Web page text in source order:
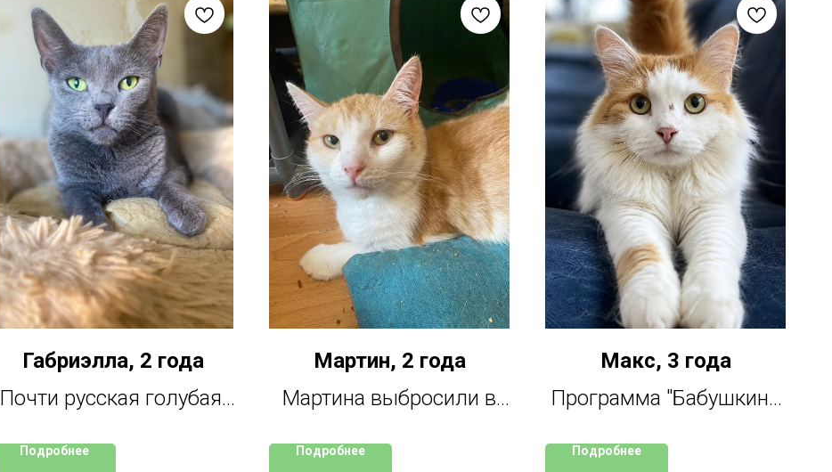
Габриэлла, 2 года
Почти русская голубая,
себя как породистая
Подробнее
Мартин, 2 года
Мартина выбросили в
малыша чудом, просто
Подробнее
Макс, 3 года
Программа "Бабушкина
Подробнее